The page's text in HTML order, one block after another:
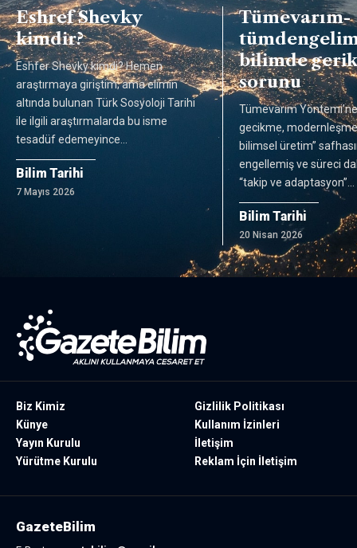
Eshref Shevky
kimdir?
Eshfer Shevky kimdi? Hemen
araştırmaya giriştim; ama elimin
altında bulunan Türk Sosyoloji Tarihi
ile ilgili araştırmalarda bu isme
tesadüf edemeyince
Bilim Tarihi
7 Mayıs 2026
Tümevarım-
bilimde
sorunu
Tümevarım
gecikme,
bilimsel üretim”
engellemiş ve süreci
“takip ve adaptasyon”
Bilim Tarihi
20 Nisan 2026
Biz Kimiz
Künye
Yayın Kurulu
Yürütme Kurulu
Gizlilik Politikası
Kullanım İzinleri
İletişim
Reklam İçin İletişim
GazeteBilim